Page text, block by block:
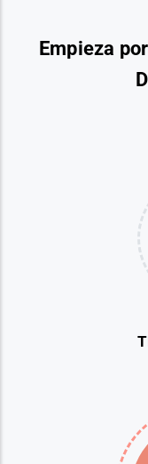
Empieza